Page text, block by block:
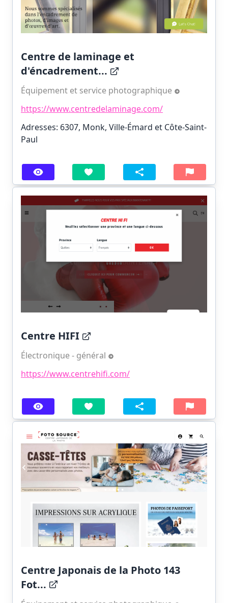
Centre de laminage et
d'éncadrement...
Équipement et service photographique
https://www.centredelaminage.com/
Adresses: 6307, Monk, Ville-Émard et Côte-Saint-
Paul
Centre HIFI
Électronique - général
https://www.centrehifi.com/
Centre Japonais de la Photo 143
Fot...